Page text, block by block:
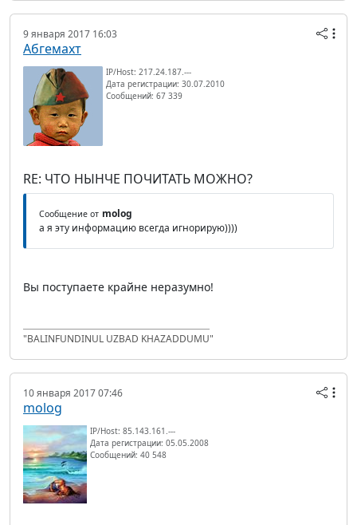
9 января 2017 16:03
Абгемахт
IP/Host: 217.24.187.---
Дата регистрации: 30.07.2010
Сообщений: 67 339
RE: ЧТО НЫНЧЕ ПОЧИТАТЬ МОЖНО?
Сообщение от molog
а я эту информацию всегда игнорирую))))
Вы поступаете крайне неразумно!
"BALINFUNDINUL UZBAD KHAZADDUMU"
10 января 2017 07:46
molog
IP/Host: 85.143.161.---
Дата регистрации: 05.05.2008
Сообщений: 40 548